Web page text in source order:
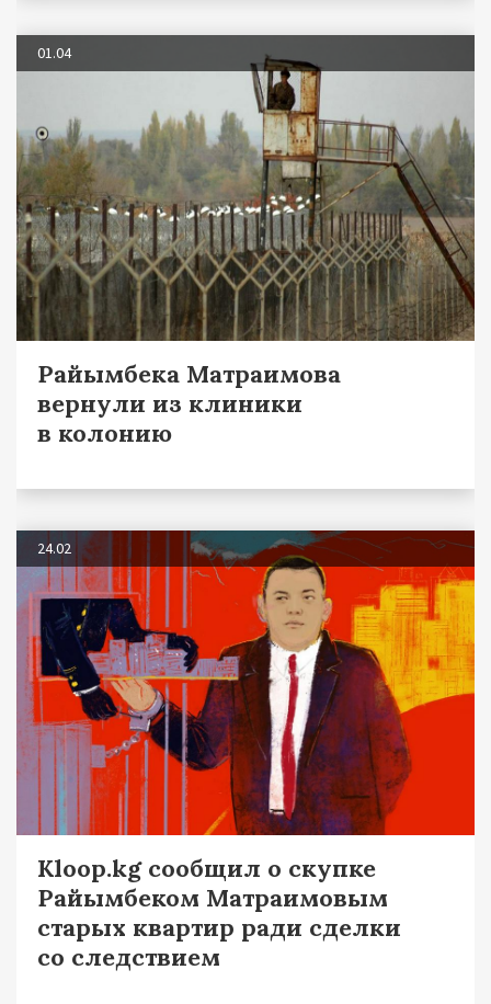
01.04
Райымбека Матраимова
вернули из клиники
в колонию
24.02
Kloop.kg сообщил о скупке
Райымбеком Матраимовым
старых квартир ради сделки
со следствием